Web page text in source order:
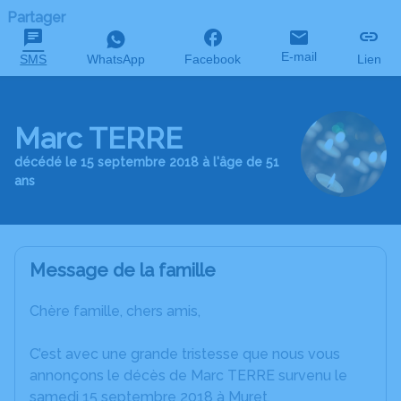
Partager
SMS WhatsApp Facebook E-mail Lien
Marc TERRE
décédé le 15 septembre 2018 à l'âge de 51
ans
Message de la famille
Chère famille, chers amis,
C’est avec une grande tristesse que nous vous
annonçons le décès de Marc TERRE survenu le
samedi 15 septembre 2018 à Muret.